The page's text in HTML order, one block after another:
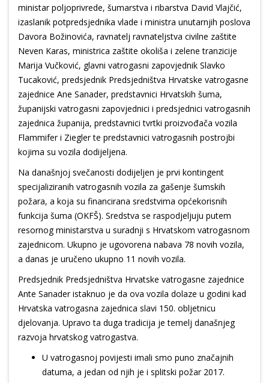
ministar poljoprivrede, šumarstva i ribarstva David Vlajčić,
izaslanik potpredsjednika vlade i ministra unutarnjih poslova
Davora Božinovića, ravnatelj ravnateljstva civilne zaštite
Neven Karas, ministrica zaštite okoliša i zelene tranzicije
Marija Vučković, glavni vatrogasni zapovjednik Slavko
Tucaković, predsjednik Predsjedništva Hrvatske vatrogasne
zajednice Ane Sanader, predstavnici Hrvatskih šuma,
županijski vatrogasni zapovjednici i predsjednici vatrogasnih
zajednica županija, predstavnici tvrtki proizvođača vozila
Flammifer i Ziegler te predstavnici vatrogasnih postrojbi
kojima su vozila dodijeljena.
Na današnjoj svečanosti dodijeljen je prvi kontingent
specijaliziranih vatrogasnih vozila za gašenje šumskih
požara, a koja su financirana sredstvima općekorisnih
funkcija šuma (OKFŠ). Sredstva se raspodjeljuju putem
resornog ministarstva u suradnji s Hrvatskom vatrogasnom
zajednicom. Ukupno je ugovorena nabava 78 novih vozila,
a danas je uručeno ukupno 11 novih vozila.
Predsjednik Predsjedništva Hrvatske vatrogasne zajednice
Ante Sanader istaknuo je da ova vozila dolaze u godini kad
Hrvatska vatrogasna zajednica slavi 150. obljetnicu
djelovanja. Upravo ta duga tradicija je temelj današnjeg
razvoja hrvatskog vatrogastva.
U vatrogasnoj povijesti imali smo puno značajnih
datuma, a jedan od njih je i splitski požar 2017.